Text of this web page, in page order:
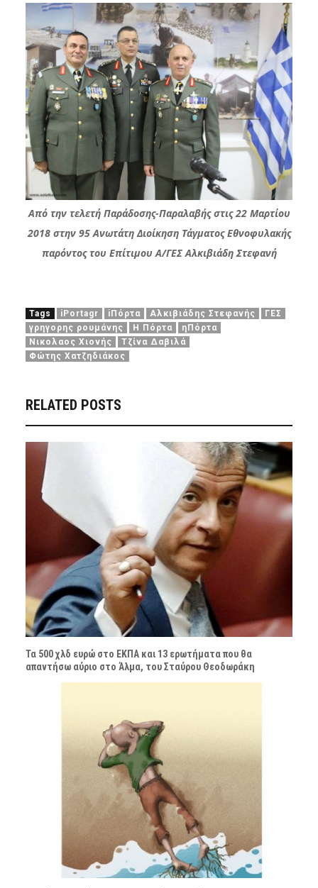
Από την τελετή Παράδοσης-Παραλαβής στις 22 Μαρτίου
2018 στην 95 Ανωτάτη Διοίκηση Τάγματος Εθνοφυλακής
παρόντος του Επίτιμου Α/ΓΕΣ Αλκιβιάδη Στεφανή
Tags iPortagr iΠόρτα Αλκιβιάδης Στεφανής
ΓΕΣ
γρηγορης ρουμάνης
Η Πόρτα
ηΠόρτα
Νικολαος Χιονής
Τζίνα Δαβιλά
Φώτης Χατζηδιάκος
RELATED POSTS
Τα 500 χλδ ευρώ στο ΕΚΠΑ και 13 ερωτήματα που θα
απαντήσω αύριο στο Άλμα, του Σταύρου Θεοδωράκη